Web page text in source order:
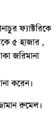
ফ্যাক্টরিকে
৫ হাজার ,
জরিমানা
করেন।
রুমেল।